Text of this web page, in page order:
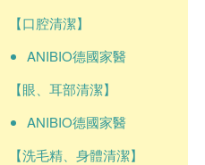
【口腔清潔】
ANIBIO德國家醫
【眼、耳部清潔】
ANIBIO德國家醫
【洗毛精、身體清潔】